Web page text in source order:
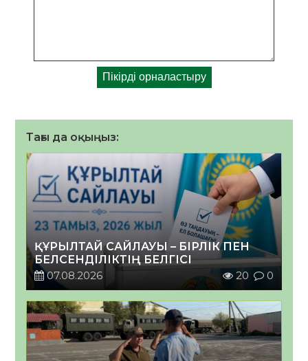
Тағы да оқыңыз:
ҚҰРЫЛТАЙ САЙЛАУЫ – БІРЛІК ПЕН
БЕЛСЕНДІЛІКТІҢ БЕЛГІСІ
07.08.2026
20 0